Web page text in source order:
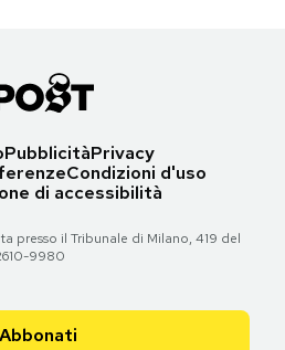
PubblicitàPrivacy
Condizioni d'uso
di accessibilità
presso il Tribunale di Milano, 419 del
9980
Abbonati